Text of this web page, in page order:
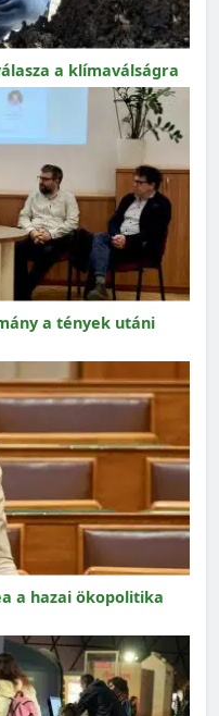
a klímaválságra
a tények utáni
a hazai ökopolitika